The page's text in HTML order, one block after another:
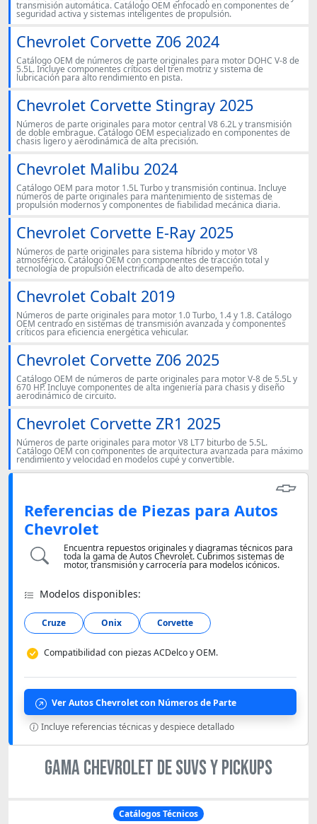
transmisión automática. Catálogo OEM enfocado en componentes de
seguridad activa y sistemas inteligentes de propulsión.
Chevrolet Corvette Z06 2024
Catálogo OEM de números de parte originales para motor DOHC V-8 de
5.5L. Incluye componentes críticos del tren motriz y sistema de
lubricación para alto rendimiento en pista.
Chevrolet Corvette Stingray 2025
Números de parte originales para motor central V8 6.2L y transmisión
de doble embrague. Catálogo OEM especializado en componentes de
chasis ligero y aerodinámica de alta precisión.
Chevrolet Malibu 2024
Catálogo OEM para motor 1.5L Turbo y transmisión continua. Incluye
números de parte originales para mantenimiento de sistemas de
propulsión modernos y componentes de fiabilidad mecánica diaria.
Chevrolet Corvette E-Ray 2025
Números de parte originales para sistema híbrido y motor V8
atmosférico. Catálogo OEM con componentes de tracción total y
tecnología de propulsión electrificada de alto desempeño.
Chevrolet Cobalt 2019
Números de parte originales para motor 1.0 Turbo, 1.4 y 1.8. Catálogo
OEM centrado en sistemas de transmisión avanzada y componentes
críticos para eficiencia energética vehicular.
Chevrolet Corvette Z06 2025
Catálogo OEM de números de parte originales para motor V-8 de 5.5L y
670 HP. Incluye componentes de alta ingeniería para chasis y diseño
aerodinámico de circuito.
Chevrolet Corvette ZR1 2025
Números de parte originales para motor V8 LT7 biturbo de 5.5L.
Catálogo OEM con componentes de arquitectura avanzada para máximo
rendimiento y velocidad en modelos cupé y convertible.
Referencias de Piezas para Autos
Chevrolet
Encuentra repuestos originales y diagramas técnicos para
toda la gama de Autos Chevrolet. Cubrimos sistemas de
motor, transmisión y carrocería para modelos icónicos.
Modelos disponibles:
Cruze Onix Corvette
Compatibilidad con piezas ACDelco y OEM.
Ver Autos Chevrolet con Números de Parte
Incluye referencias técnicas y despiece detallado
GAMA CHEVROLET DE SUVS Y PICKUPS
Catálogos Técnicos